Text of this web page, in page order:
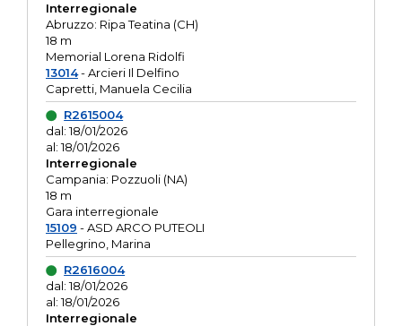
Interregionale
Abruzzo: Ripa Teatina (CH)
18 m
Memorial Lorena Ridolfi
13014- Arcieri Il Delfino
Capretti, Manuela Cecilia
R2615004
dal: 18/01/2026
al: 18/01/2026
Interregionale
Campania: Pozzuoli (NA)
18 m
Gara interregionale
15109 - ASD ARCO PUTEOLI
Pellegrino, Marina
R2616004
dal: 18/01/2026
al: 18/01/2026
Interregionale